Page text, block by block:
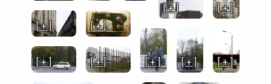
[ + ]
[ + ]
[ + ]
[ + ]
[ + ] [ + ]
[ + ] [ + ] [ + ]